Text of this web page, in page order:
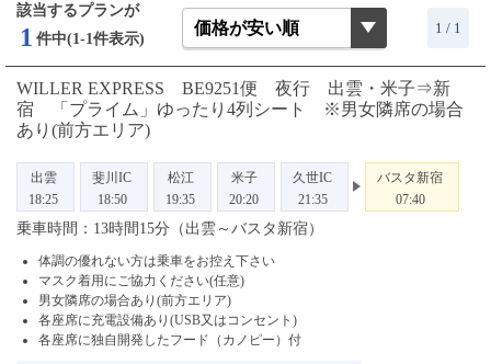
該当するプランが
1 件中(1-1件表示)
1 / 1
WILLER EXPRESS BE9251便 夜行 出雲・米子⇒新
宿 「プライム」ゆったり4列シート ※男女隣席の場合
あり(前方エリア)
出雲
18:25
斐川IC
18:50
松江
19:35
米子
20:20
久世IC
21:35
バスタ新宿
07:40
乗車時間：13時間15分（出雲～バスタ新宿）
体調の優れない方は乗車をお控え下さい
マスク着用にご協力ください(任意)
男女隣席の場合あり(前方エリア)
各座席に充電設備あり(USB又はコンセント)
各座席に独自開発したフード（カノピー）付